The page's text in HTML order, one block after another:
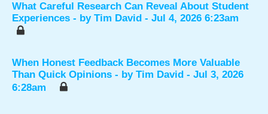
What Careful Research Can Reveal About Student
Experiences - by Tim David - Jul 4, 2026 6:23am
When Honest Feedback Becomes More Valuable
Than Quick Opinions - by Tim David - Jul 3, 2026
6:28am